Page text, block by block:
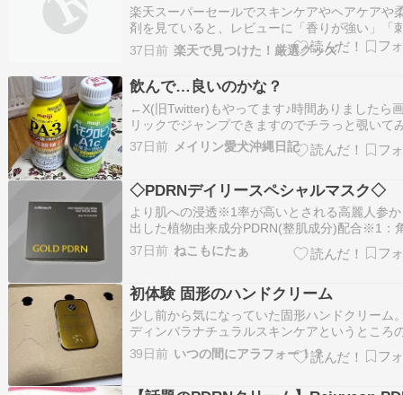
楽天スーパーセールでスキンケアやヘアケアや
剤を見ていると、レビューに「香りが強い」「
がある」「好みが分かれる」と書かれていて、
止まることがあります。安い今こそ買いたいの
自分に合...
37日前 楽天で見つけた！厳選グッズ
飲んで…良いのかな？
←X(旧Twitter)もやってます♪時間ありましたら
リックでジャンプできますのでチラっと覗いて
くださいね???? はいたい????いや～、サムラ
ー⚽強豪、ブラジルに負けて しまいましたね～
が????朝、直ぐ…
37日前 メイリン愛犬沖縄日記
◇PDRNデイリースペシャルマスク◇
より肌への浸透※1率が高いとされる高麗人参
出した植物由来成分PDRN(整肌成分)配合※1：
層まで シートはやわらかく肌にぴたっと密着し
使いやすい印象。美容液もたっぷりで、みずみ
大容量タイプなので、毎日のケアに気軽に…
37日前 ねこもにたぁ
初体験 固形のハンドクリーム
少し前から気になっていた固形ハンドクリーム
ディンバラナチュラルスキンケアというところ
品でインスタとかFacebookの広告で流れてきて
た。こりゃ気になる香りがいろいろ種類がある
39日前 いつの間にアラフォー！？